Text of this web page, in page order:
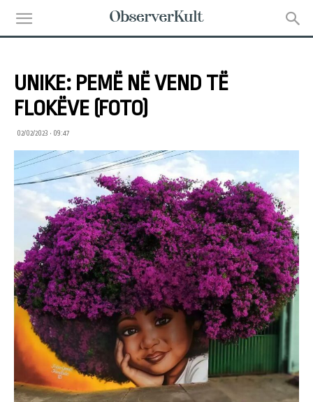
UNIKE: PEMË NË VEND TË
FLOKËVE (FOTO)
02/02/2023 • 09:47